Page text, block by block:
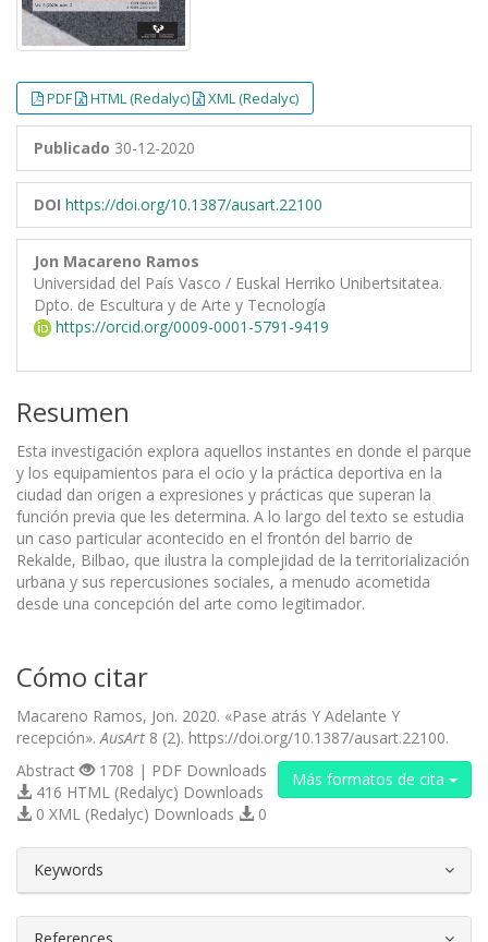
PDF HTML (Redalyc) XML (Redalyc)
Publicado 30-12-2020
DOI https://doi.org/10.1387/ausart.22100
Jon Macareno Ramos
Universidad del País Vasco / Euskal Herriko Unibertsitatea.
Dpto. de Escultura y de Arte y Tecnología
https://orcid.org/0009-0001-5791-9419
Resumen
Esta investigación explora aquellos instantes en donde el parque
y los equipamientos para el ocio y la práctica deportiva en la
ciudad dan origen a expresiones y prácticas que superan la
función previa que les determina. A lo largo del texto se estudia
un caso particular acontecido en el frontón del barrio de
Rekalde, Bilbao, que ilustra la complejidad de la territorialización
urbana y sus repercusiones sociales, a menudo acometida
desde una concepción del arte como legitimador.
Cómo citar
Macareno Ramos, Jon. 2020. «Pase atrás Y Adelante Y
recepción». AusArt 8 (2). https://doi.org/10.1387/ausart.22100.
Más formatos de cita
Abstract
1708 | PDF Downloads
416 HTML (Redalyc) Downloads
0 XML (Redalyc) Downloads
0
Keywords